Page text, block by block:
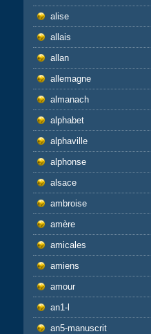
alise
allais
allan
allemagne
almanach
alphabet
alphaville
alphonse
alsace
ambroise
amère
amicales
amiens
amour
an1-l
an5-manuscrit